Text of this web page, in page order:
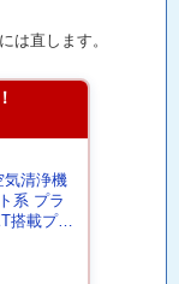
は直します。
気清浄機
系 プラ
搭載プレ
~46畳 /
後継